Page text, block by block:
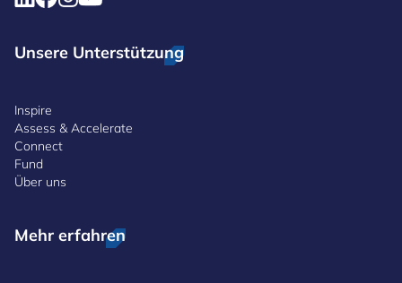
Unsere Unterstützung
Inspire
Assess & Accelerate
Connect
Fund
Über uns
Mehr erfahren